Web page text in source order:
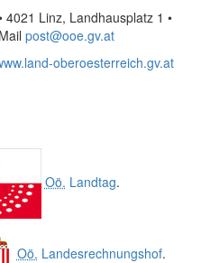
Linz, Landhausplatz 1 •
post@ooe.gv.at
oberoesterreich.gv.at
Oö. Landtag.
Oö. Landesrechnungshof.